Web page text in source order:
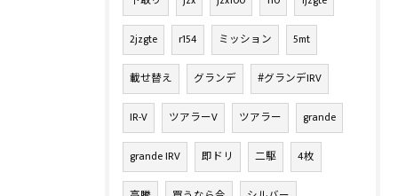
2jzgte r154 ミッション 5mt
載せ替え グランデ #グランデIRV
IR-V ツアラーV ツアラー grande
grande IRV 即ドリ 二駆 4枚